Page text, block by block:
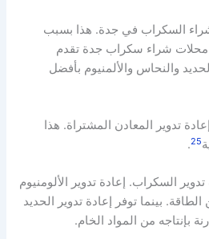
السكراب في جدة. هذا بسبب
محلات شراء سكراب جدة تقدم
والنحاس والألمنيوم بأفضل
تدوير المعادن المشتراة. هذا
25
.
السكراب. إعادة تدوير الألومنيوم
توفر حتى 95% من الطاقة. بينما توفر إعادة تدوير الحديد